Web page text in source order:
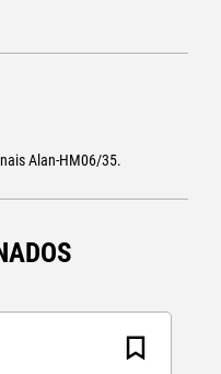
Alan-HM06/35.